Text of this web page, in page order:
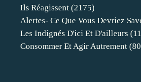
Ils Réagissent (2175)
Alertes- Ce Que Vous Devriez
Les Indignés D'ici Et D'ailleurs
Consommer Et Agir Autrement